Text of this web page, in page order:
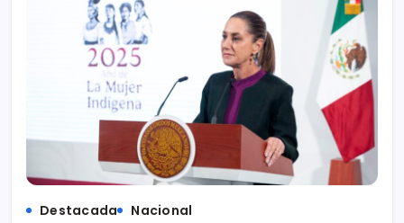
Destacada Nacional